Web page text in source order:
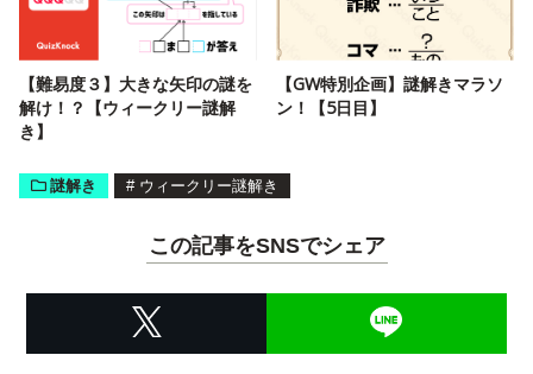
【難易度３】大きな矢印の謎を
解け！？【ウィークリー謎解
き】
【GW特別企画】謎解きマラソ
ン！【5日目】
謎解き # ウィークリー謎解き
この記事をSNSでシェア